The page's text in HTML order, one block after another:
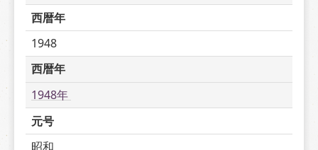
西暦年
1948
西暦年
1948年
元号
昭和